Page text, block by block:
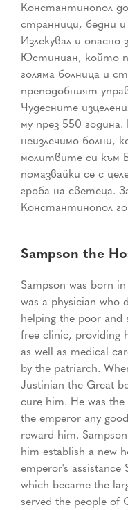
Константинопол
странници, бедни и
Излекувал и опасно
Юстиниан, който
голяма болница и
преподобният
Чудесните
му през 550
неизлечимо болни,
молитвите си към
помазвайки се с
гроба на светеца.
Константинопол
Sampson the
Sampson was born
was a physician who
helping the poor and
free clinic, providing
as well as medical
by the patriarch.
Justinian the Great
cure him. He was
the emperor any
reward him.
him establish a new
emperor's assistance
which became the
served the people of